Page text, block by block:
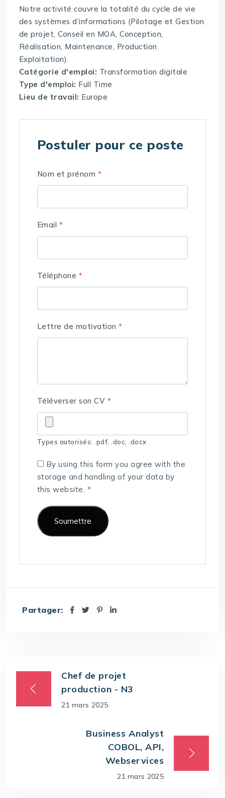
Notre activité couvre la totalité du cycle de vie
des systèmes d’informations (Pilotage et Gestion
de projet, Conseil en MOA, Conception,
Réalisation, Maintenance, Production
Exploitation).
Catégorie d'emploi: Transformation digitale
Type d'emploi: Full Time
Lieu de travail: Europe
Postuler pour ce poste
Nom et prénom *
Email *
Téléphone *
Lettre de motivation*
Téléverser son CV *
Types autorisés: .pdf, .doc, .docx
By using this form you agree with the
storage and handling of your data by
this website. *
Partager:
Chef de projet
production - N3
21 mars 2025
Business Analyst
COBOL, API,
Webservices
21 mars 2025